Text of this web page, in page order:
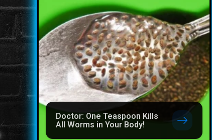
Doctor: One Teaspoon Kills
All Worms in Your Body!